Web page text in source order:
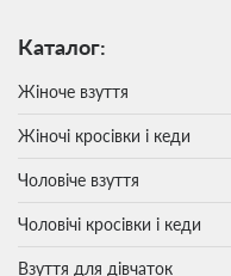
Каталог:
Жіноче взуття
Жіночі кросівки і кеди
Чоловіче взуття
Чоловічі кросівки і кеди
Взуття для дівчаток